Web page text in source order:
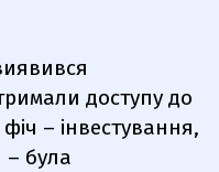
доступу до
– інвестування,
– була